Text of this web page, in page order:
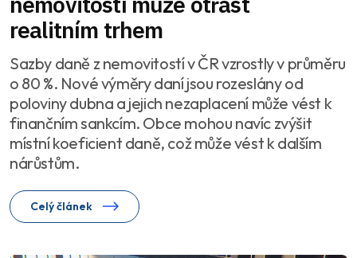
realitním trhem
Sazby daně z nemovitostí v ČR vzrostly v průměru
o 80 %. Nové výměry daní jsou rozeslány od
poloviny dubna a jejich nezaplacení může vést k
finančním sankcím. Obce mohou navíc zvýšit
místní koeficient daně, což může vést k dalším
nárůstům.
Celý článek